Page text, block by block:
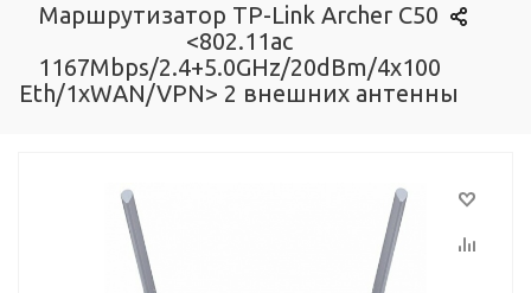
Маршрутизатор TP-Link Archer C50
<802.11ac
1167Mbps/2.4+5.0GHz/20dBm/4x100
Eth/1xWAN/VPN> 2 внешних антенны